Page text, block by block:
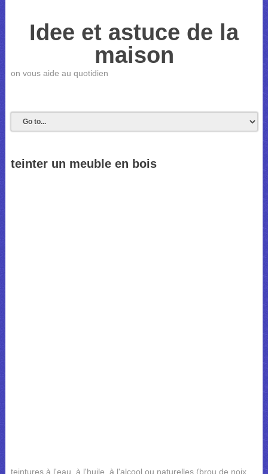
Idee et astuce de la
maison
on vous aide au quotidien
teinter un meuble en bois
teintures à l'eau, à l'huile, à l'alcool ou naturelles (brou de noix,